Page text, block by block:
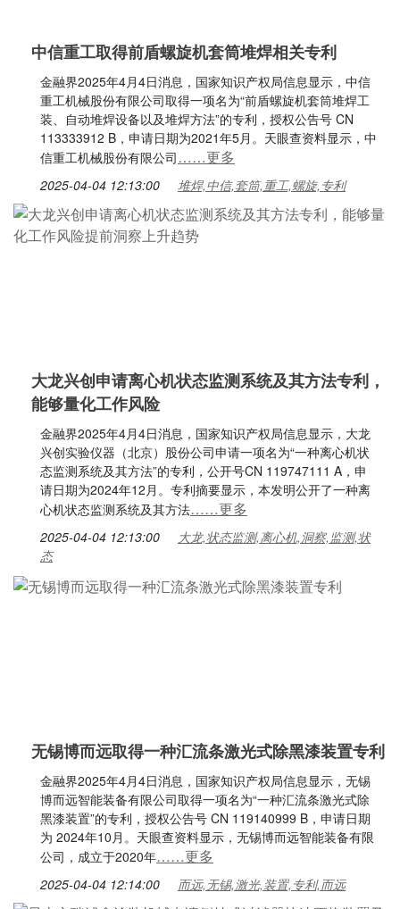
中信重工取得前盾螺旋机套筒堆焊相关专利
金融界2025年4月4日消息，国家知识产权局信息显示，中信
重工机械股份有限公司取得一项名为“前盾螺旋机套筒堆焊工
装、自动堆焊设备以及堆焊方法”的专利，授权公告号 CN
113333912 B，申请日期为2021年5月。天眼查资料显示，中
信重工机械股份有限公司……更多
2025-04-04 12:13:00 堆焊,中信,套筒,重工,螺旋,专利
大龙兴创申请离心机状态监测系统及其方法专利，
能够量化工作风险
金融界2025年4月4日消息，国家知识产权局信息显示，大龙
兴创实验仪器（北京）股份公司申请一项名为“一种离心机状
态监测系统及其方法”的专利，公开号CN 119747111 A，申
请日期为2024年12月。专利摘要显示，本发明公开了一种离
心机状态监测系统及其方法……更多
2025-04-04 12:13:00
大龙,状态监测,离心机,洞察,监测,状
态
无锡博而远取得一种汇流条激光式除黑漆装置专利
金融界2025年4月4日消息，国家知识产权局信息显示，无锡
博而远智能装备有限公司取得一项名为“一种汇流条激光式除
黑漆装置”的专利，授权公告号 CN 119140999 B，申请日期
为 2024年10月。天眼查资料显示，无锡博而远智能装备有限
公司，成立于2020年……更多
2025-04-04 12:14:00 而远,无锡,激光,装置,专利,而远